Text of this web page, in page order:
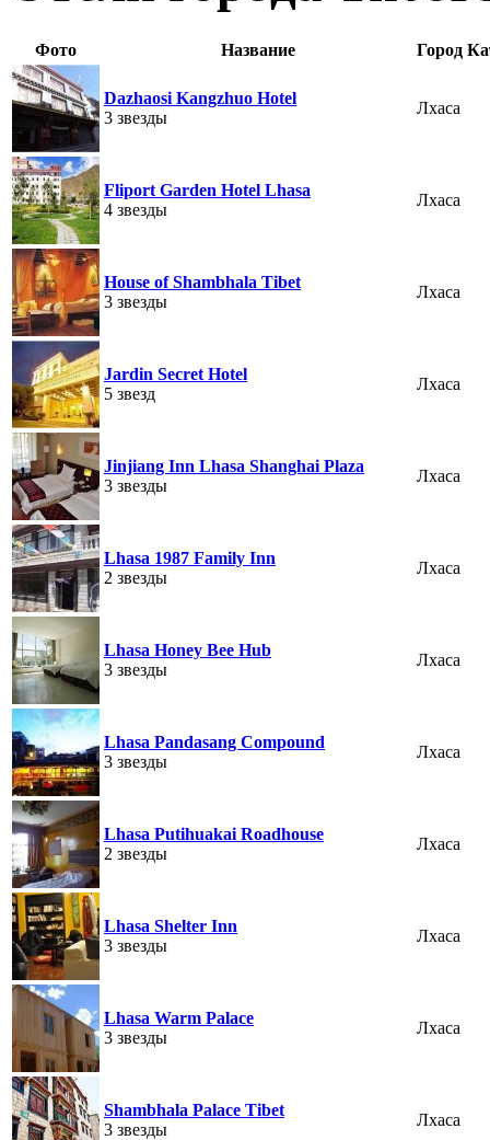
Фото Название Город
Dazhaosi Kangzhuo Hotel
3 звезды
Лхаса
Fliport Garden Hotel Lhasa
4 звезды
Лхаса
House of Shambhala Tibet
3 звезды
Лхаса
Jardin Secret Hotel
5 звезд
Лхаса
Jinjiang Inn Lhasa Shanghai Plaza
3 звезды
Лхаса
Lhasa 1987 Family Inn
2 звезды
Лхаса
Lhasa Honey Bee Hub
3 звезды
Лхаса
Lhasa Pandasang Compound
3 звезды
Лхаса
Lhasa Putihuakai Roadhouse
2 звезды
Лхаса
Lhasa Shelter Inn
3 звезды
Лхаса
Lhasa Warm Palace
3 звезды
Лхаса
Shambhala Palace Tibet
3 звезды
Лхаса